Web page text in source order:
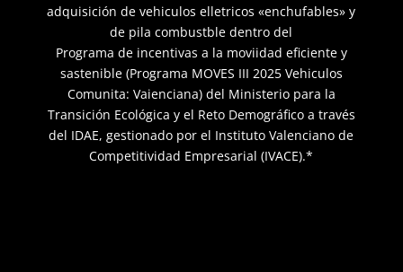
adquisición de vehiculos elletricos «enchufables» y
de pila combustble dentro del
Programa de incentivas a la moviidad eficiente y
sastenible (Programa MOVES III 2025 Vehiculos
Comunita: Vaienciana) del Ministerio para la
Transición Ecológica y el Reto Demográfico a través
del IDAE, gestionado por el Instituto Valenciano de
Competitividad Empresarial (IVACE).*